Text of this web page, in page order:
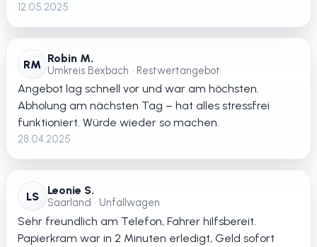
12.05.2025
RM Robin M.
Umkreis Bexbach • Restwertangebot
Angebot lag schnell vor und war am höchsten.
Abholung am nächsten Tag – hat alles stressfrei
funktioniert. Würde wieder so machen.
28.04.2025
LS Leonie S.
Saarland • Unfallwagen
Sehr freundlich am Telefon, Fahrer hilfsbereit.
Papierkram war in 2 Minuten erledigt, Geld sofort